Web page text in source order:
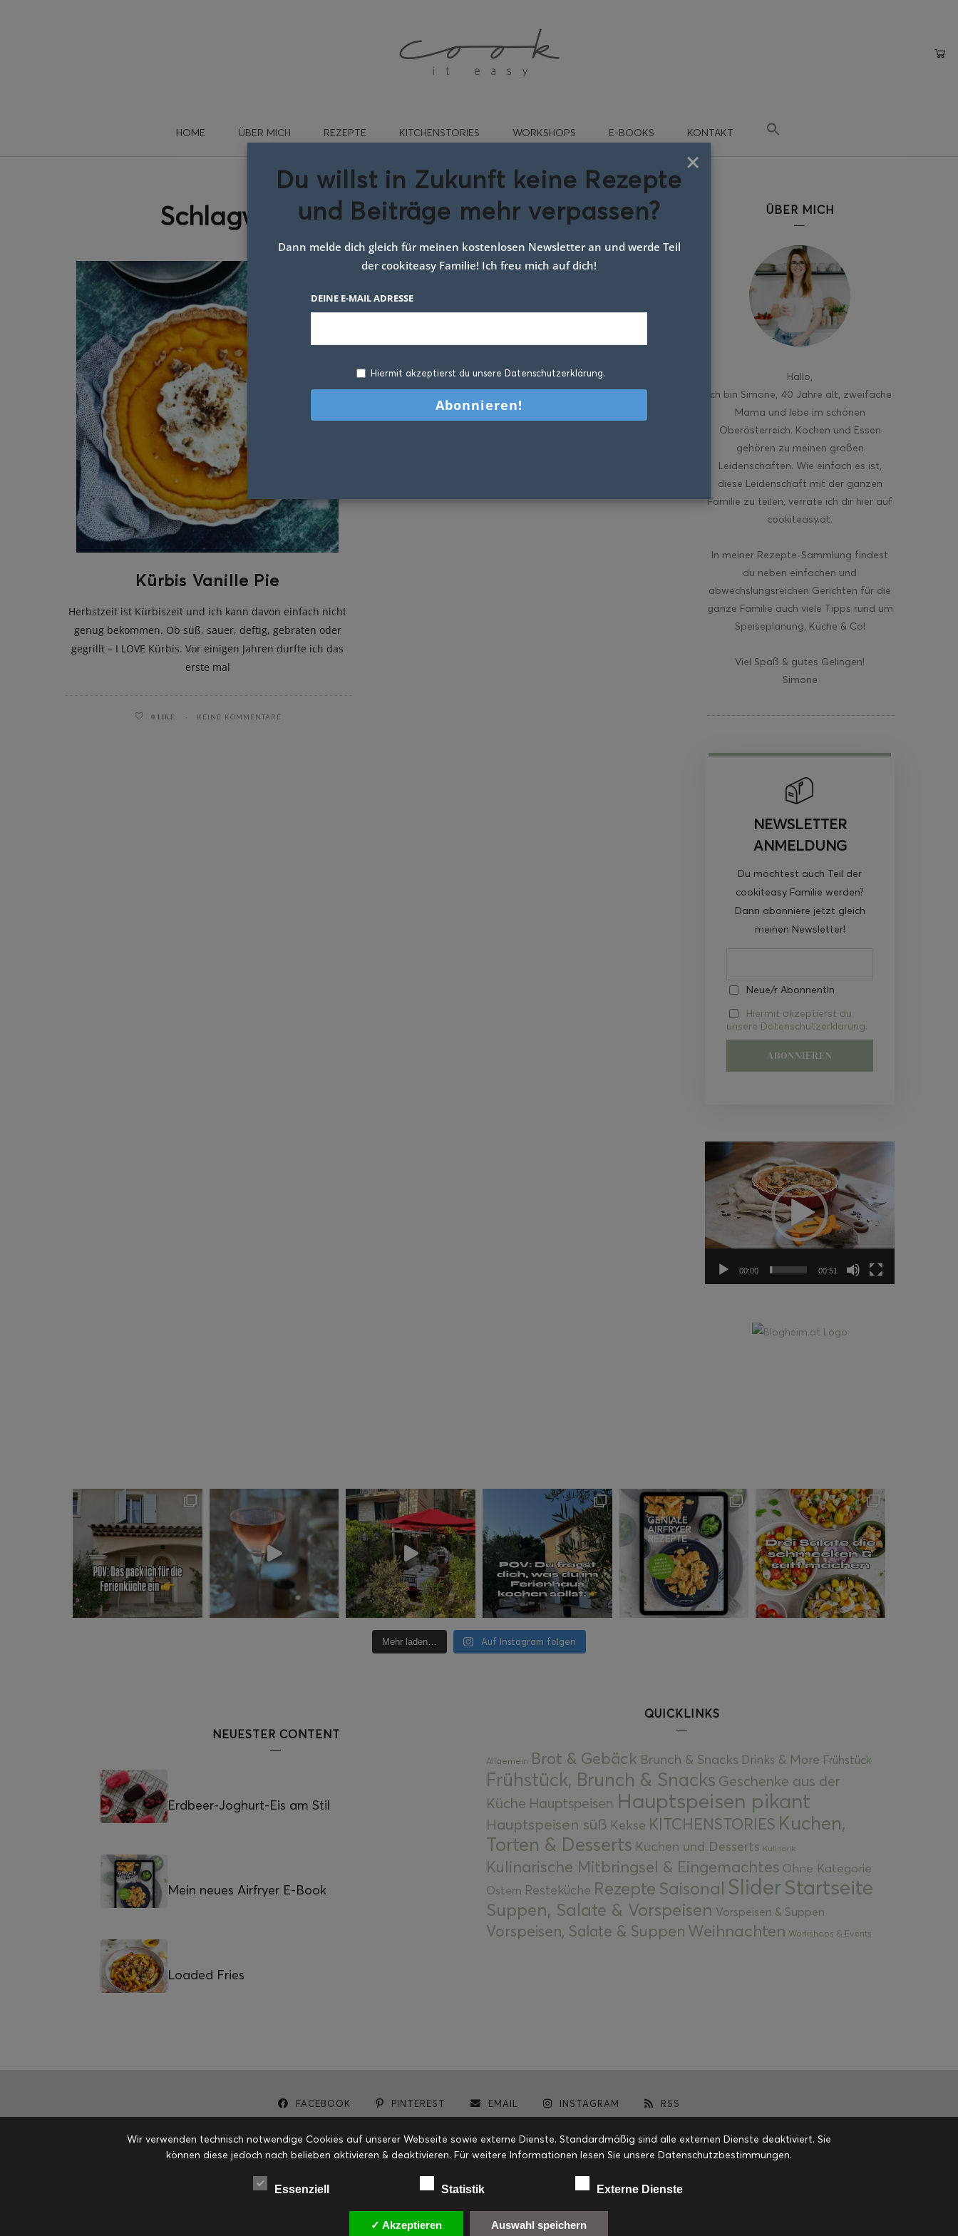
HOME ÜBER MICH REZEPTE KITCHENSTORIES WORKSHOPS E-BOOKS KONTAKT
Schlagwort:backen für die familie
Kürbis Vanille Pie
Herbstzeit ist Kürbiszeit und ich kann davon einfach nicht
genug bekommen. Ob süß, sauer, deftig, gebraten oder
gegrillt – I LOVE Kürbis. Vor einigen Jahren durfte ich das
erste mal
0 LIKE KEINE KOMMENTARE
ÜBER MICH
Hallo
ich bin Simone, 40 Jahre alt, zweifache
Mama und lebe im schönen
Oberösterreich. Kochen und Essen
gehören zu meinen großen
Leidenschaften. Wie einfach es ist,
diese Leidenschaft mit der ganzen
Familie zu teilen, verrate ich dir hier auf
cookiteasy.at.
In meiner Rezepte-Sammlung findest
du neben einfachen und
abwechslungsreichen Gerichten für die
ganze Familie auch viele Tipps rund um
Speiseplanung, Küche & Co!
Viel Spaß & gutes Gelingen!
Simone
NEWSLETTER
ANMELDUNG
Du möchtest auch Teil der
cookiteasy Familie werden?
Dann abonniere jetzt gleich
meinen Newsletter!
Neue/r AbonnentIn
Hiermit akzeptierst du
unsere Datenschutzerklärung.
Video-
Player
00:00 00:51
Mehr laden… Auf Instagram folgen
NEUESTER CONTENT
Erdbeer-Joghurt-Eis am Stil
Mein neues Airfryer E-Book
Loaded Fries
QUICKLINKS
Allgemein Brot & Gebäck Brunch & Snacks Drinks & More Frühstück
Frühstück, Brunch & Snacks Geschenke aus der
Küche Hauptspeisen Hauptspeisen pikant
Hauptspeisen süß Kekse KITCHENSTORIES Kuchen,
Torten & Desserts Kuchen und Desserts Kulinarik
Kulinarische Mitbringsel & Eingemachtes Ohne Kategorie
Ostern Resteküche Rezepte Saisonal SliderStartseite
Suppen, Salate & Vorspeisen Vorspeisen & Suppen
Vorspeisen, Salate & Suppen Weihnachten Workshops & Events
FACEBOOK PINTEREST EMAIL INSTAGRAM RSS
×
Du willst in Zukunft keine Rezepte
und Beiträge mehr verpassen?
Dann melde dich gleich für meinen kostenlosen Newsletter an und werde Teil
der cookiteasy Familie! Ich freu mich auf dich!
DEINE E-MAIL ADRESSE
Hiermit akzeptierst du unsere Datenschutzerklärung.
Wir verwenden technisch notwendige Cookies auf unserer Webseite sowie externe Dienste. Standardmäßig sind alle externen Dienste deaktiviert. Sie
können diese jedoch nach belieben aktivieren & deaktivieren. Für weitere Informationen lesen Sie unsere Datenschutzbestimmungen.
Essenziell Statistik Externe Dienste
✓ Akzeptieren Auswahl speichern